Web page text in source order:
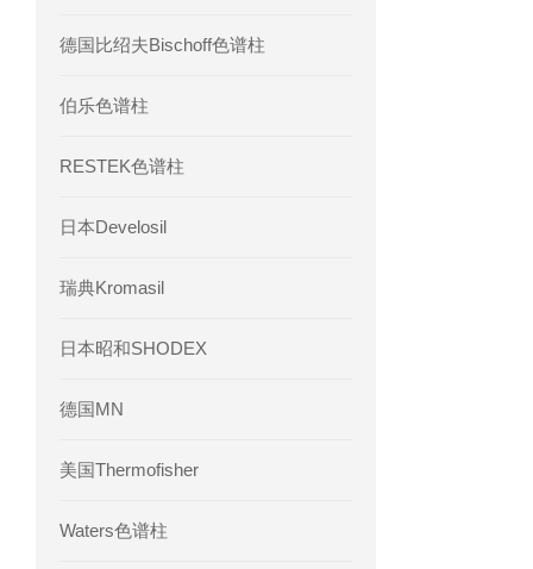
德国比绍夫Bischoff色谱柱
伯乐色谱柱
RESTEK色谱柱
日本Develosil
瑞典Kromasil
日本昭和SHODEX
德国MN
美国Thermofisher
Waters色谱柱